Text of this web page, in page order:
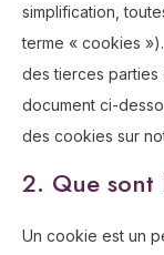
simplification,
terme « cookies
des tierces parties
document ci-
des cookies sur
2. Que sont
Un cookie est un